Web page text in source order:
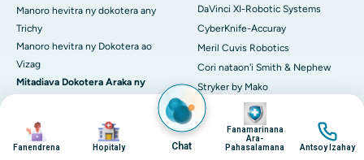
Image
Fanendrena
Image
Hopitaly Chat
Image
Fanamarinana
Ara-
Pahasalamana
Image
Antsoy Izahay
Manoro hevitra ny dokotera any
Trichy
Manoro hevitra ny Dokotera ao
Vizag
Mitadiava Dokotera Araka ny
vanin-taolana
asma
DaVinci XI-Robotic Systems
CyberKnife-Accuray
Meril Cuvis Robotics
Cori nataon'i Smith & Nephew
Stryker by Mako
3D Neuro-navigation System
3 TESLA MRI
LINAC